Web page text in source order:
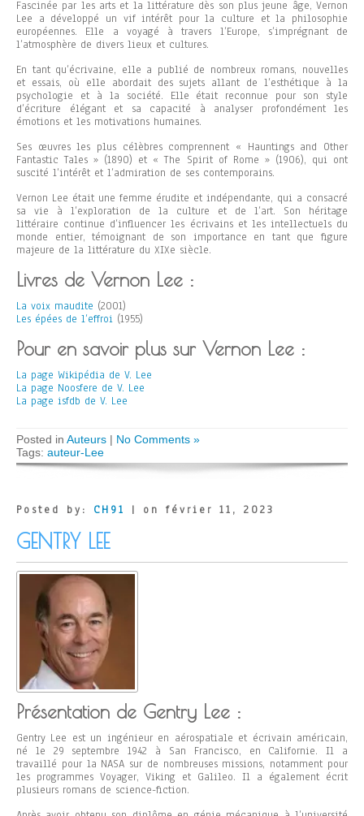
Fascinée par les arts et la littérature dès son plus jeune âge, Vernon
Lee a développé un vif intérêt pour la culture et la philosophie
européennes. Elle a voyagé à travers l’Europe, s’imprégnant de
l’atmosphère de divers lieux et cultures.
En tant qu’écrivaine, elle a publié de nombreux romans, nouvelles
et essais, où elle abordait des sujets allant de l’esthétique à la
psychologie et à la société. Elle était reconnue pour son style
d’écriture élégant et sa capacité à analyser profondément les
émotions et les motivations humaines.
Ses œuvres les plus célèbres comprennent « Hauntings and Other
Fantastic Tales » (1890) et « The Spirit of Rome » (1906), qui ont
suscité l’intérêt et l’admiration de ses contemporains.
Vernon Lee était une femme érudite et indépendante, qui a consacré
sa vie à l’exploration de la culture et de l’art. Son héritage
littéraire continue d’influencer les écrivains et les intellectuels du
monde entier, témoignant de son importance en tant que figure
majeure de la littérature du XIXe siècle.
Livres de Vernon Lee :
La voix maudite (2001)
Les épées de l’effroi (1955)
Pour en savoir plus sur Vernon Lee :
La page Wikipédia de V. Lee
La page Noosfere de V. Lee
La page isfdb de V. Lee
Posted in Auteurs | No Comments »
Tags: auteur-Lee
Posted by: CH91 | on février 11, 2023
GENTRY LEE
Présentation de Gentry Lee :
Gentry Lee est un ingénieur en aérospatiale et écrivain américain,
né le 29 septembre 1942 à San Francisco, en Californie. Il a
travaillé pour la NASA sur de nombreuses missions, notamment pour
les programmes Voyager, Viking et Galileo. Il a également écrit
plusieurs romans de science-fiction.